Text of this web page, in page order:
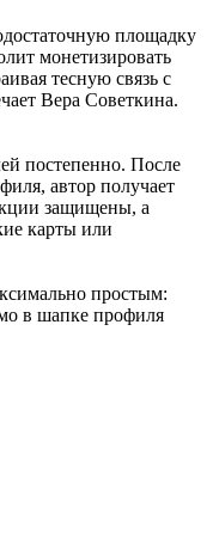
площадку
монетизировать
тесную связь с
Вера Советкина.
постепенно. После
автор получает
защищены, а
карты или
простым:
в шапке профиля